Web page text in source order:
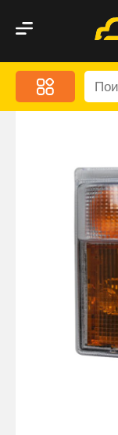
Меню
Акционные
Дорожная
Автохимия
Оптика и
Брызговики
Запчасти
Малый